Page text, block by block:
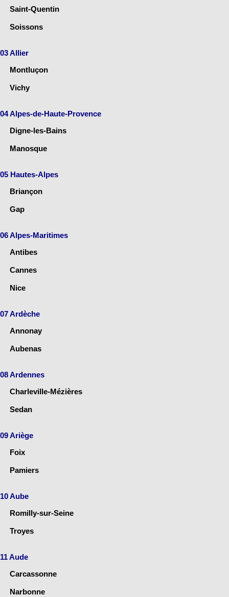
Saint-Quentin
Soissons
03 Allier
Montluçon
Vichy
04 Alpes-de-Haute-Provence
Digne-les-Bains
Manosque
05 Hautes-Alpes
Briançon
Gap
06 Alpes-Maritimes
Antibes
Cannes
Nice
07 Ardèche
Annonay
Aubenas
08 Ardennes
Charleville-Mézières
Sedan
09 Ariège
Foix
Pamiers
10 Aube
Romilly-sur-Seine
Troyes
11 Aude
Carcassonne
Narbonne